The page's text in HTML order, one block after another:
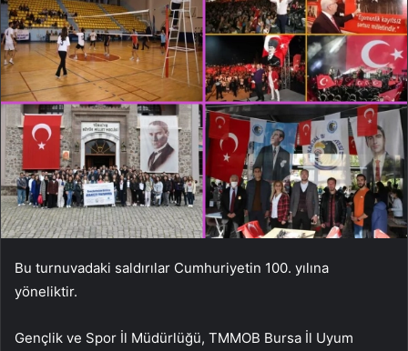
Bu turnuvadaki saldırılar Cumhuriyetin 100. yılına
yöneliktir.
Gençlik ve Spor İl Müdürlüğü, TMMOB Bursa İl Uyum